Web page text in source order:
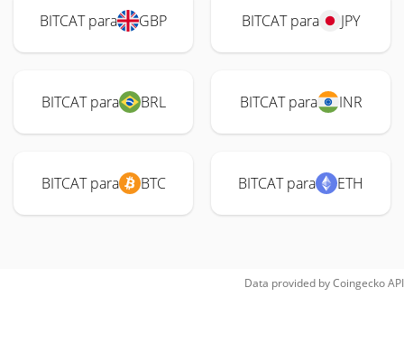
BITCAT para GBP BITCAT para JPY
BITCAT para BRL BITCAT para INR
BITCAT para BTC BITCAT para ETH
Data provided byCoingeckoAPI